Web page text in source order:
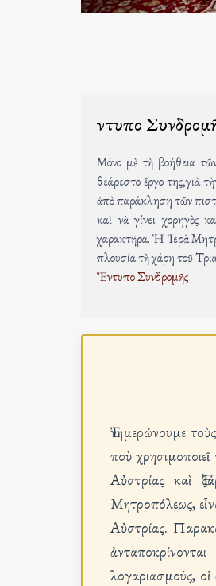
Ἔντυπο
Μόνο μὲ τὴ βοήθεια
θεάρεστο ἔργο της,γιὰ
ἀπὸ παράκληση τῶν
καὶ νὰ γίνει χορηγὸς
χαρακτῆρα. Ἡ Ἱερὰ
πλουσία τὴ χάρη τοῦ
Ἔντυπο Συνδρομῆς
Ἐνημερώνουμε
ποὺ
Αὐστρίας καὶ
Μητροπόλεως,
Αὐστρίας.
λογαριασμούς,